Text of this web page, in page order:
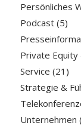
Persönliches
Podcast(5)
Private Equity
Service (21)
Strategie &
Unternehmen